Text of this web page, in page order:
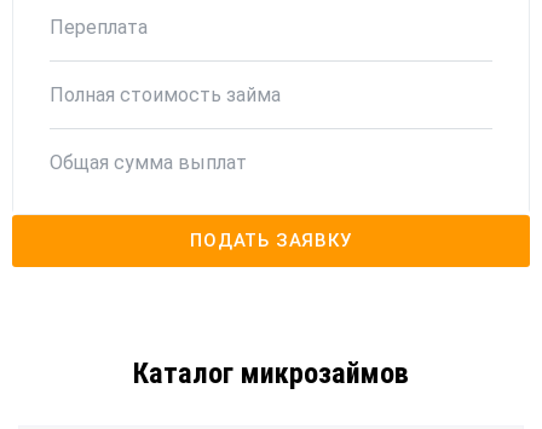
Переплата
Полная стоимость займа
Общая сумма выплат
ПОДАТЬ ЗАЯВКУ
Каталог микрозаймов